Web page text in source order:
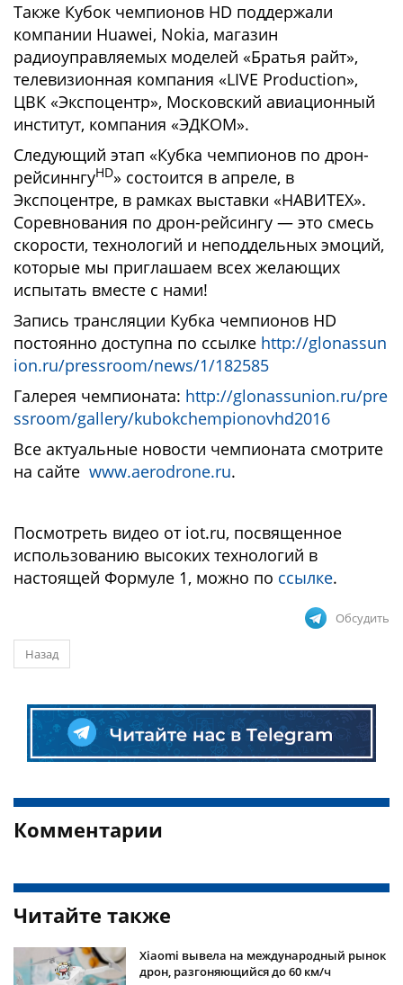
Также Кубок чемпионов HD поддержали
компании Huawei, Nokia, магазин
радиоуправляемых моделей «Братья райт»,
телевизионная компания «LIVE Production»,
ЦВК «Экспоцентр», Московский авиационный
институт, компания «ЭДКОМ».
Следующий этап «Кубка чемпионов по дрон-
рейсиннгуHD» состоится в апреле, в
Экспоцентре, в рамках выставки «НАВИТЕХ».
Соревнования по дрон-рейсингу — это смесь
скорости, технологий и неподдельных эмоций,
которые мы приглашаем всех желающих
испытать вместе с нами!
Запись трансляции Кубка чемпионов HD
постоянно доступна по ссылке http://glonassun
ion.ru/pressroom/news/1/182585
Галерея чемпионата: http://glonassunion.ru/pre
ssroom/gallery/kubokchempionovhd2016
Все актуальные новости чемпионата смотрите
на сайте www.aerodrone.ru.
Посмотреть видео от iot.ru, посвященное
использованию высоких технологий в
настоящей Формуле 1, можно по ссылке.
Обсудить
Назад
Комментарии
Читайте также
Xiaomi вывела на международный рынок
дрон, разгоняющийся до 60 км/ч